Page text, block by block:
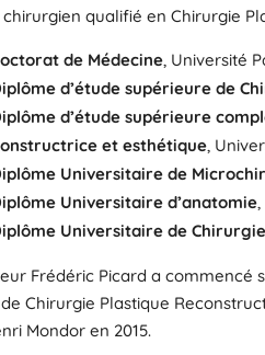
qualifié en Chirurgie
de Médecine, Université
d’étude supérieure de
d’étude supérieure
et esthétique,
Universitaire de
Universitaire d’anatomie
Universitaire de
Frédéric Picard a commencé
Chirurgie Plastique
Mondor en 2015.